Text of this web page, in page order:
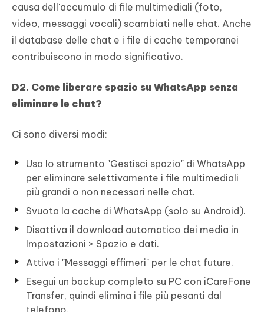
causa dell'accumulo di file multimediali (foto,
video, messaggi vocali) scambiati nelle chat. Anche
il database delle chat e i file di cache temporanei
contribuiscono in modo significativo.
D2. Come liberare spazio su WhatsApp senza
eliminare le chat?
Ci sono diversi modi:
Usa lo strumento "Gestisci spazio" di WhatsApp
per eliminare selettivamente i file multimediali
più grandi o non necessari nelle chat.
Svuota la cache di WhatsApp (solo su Android).
Disattiva il download automatico dei media in
Impostazioni > Spazio e dati.
Attiva i "Messaggi effimeri" per le chat future.
Esegui un backup completo su PC con iCareFone
Transfer, quindi elimina i file più pesanti dal
telefono.